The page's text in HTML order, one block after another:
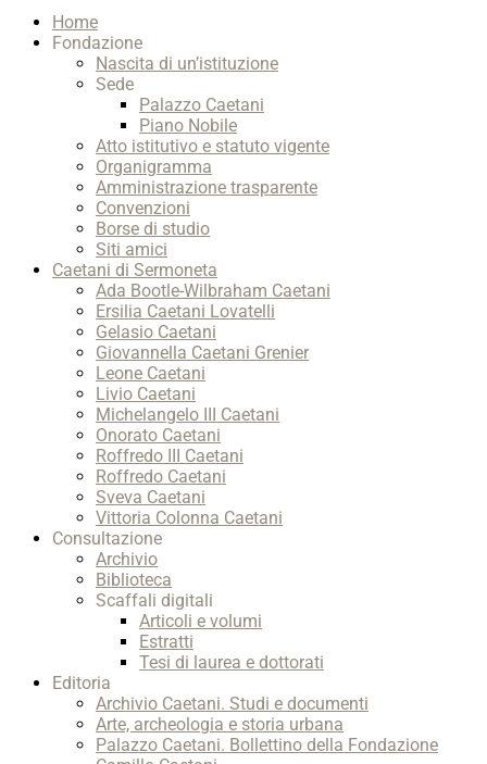
Home
Fondazione
Nascita di un’istituzione
Sede
Palazzo Caetani
Piano Nobile
Atto istitutivo e statuto vigente
Organigramma
Amministrazione trasparente
Convenzioni
Borse di studio
Siti amici
Caetani di Sermoneta
Ada Bootle-Wilbraham Caetani
Ersilia Caetani Lovatelli
Gelasio Caetani
Giovannella Caetani Grenier
Leone Caetani
Livio Caetani
Michelangelo III Caetani
Onorato Caetani
Roffredo III Caetani
Roffredo Caetani
Sveva Caetani
Vittoria Colonna Caetani
Consultazione
Archivio
Biblioteca
Scaffali digitali
Articoli e volumi
Estratti
Tesi di laurea e dottorati
Editoria
Archivio Caetani. Studi e documenti
Arte, archeologia e storia urbana
Palazzo Caetani. Bollettino della Fondazione